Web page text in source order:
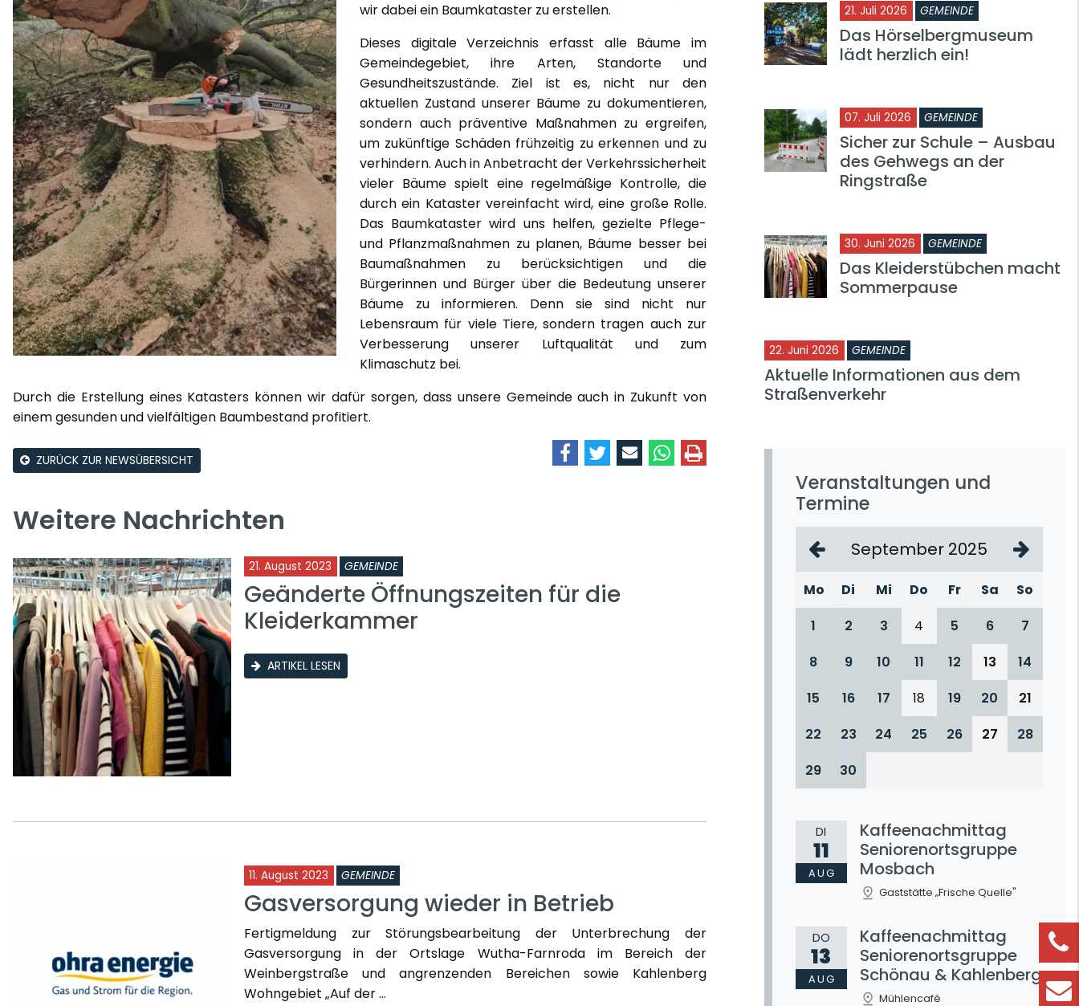
wir dabei ein Baumkataster zu erstellen.
Dieses digitale Verzeichnis erfasst alle Bäume im
Gemeindegebiet, ihre Arten, Standorte und
Gesundheitszustände. Ziel ist es, nicht nur den
aktuellen Zustand unserer Bäume zu dokumentieren,
sondern auch präventive Maßnahmen zu ergreifen,
um zukünftige Schäden frühzeitig zu erkennen und zu
verhindern. Auch in Anbetracht der Verkehrssicherheit
vieler Bäume spielt eine regelmäßige Kontrolle, die
durch ein Kataster vereinfacht wird, eine große Rolle.
Das Baumkataster wird uns helfen, gezielte Pflege-
und Pflanzmaßnahmen zu planen, Bäume besser bei
Baumaßnahmen zu berücksichtigen und die
Bürgerinnen und Bürger über die Bedeutung unserer
Bäume zu informieren. Denn sie sind nicht nur
Lebensraum für viele Tiere, sondern tragen auch zur
Verbesserung unserer Luftqualität und zum
Klimaschutz bei.
Durch die Erstellung eines Katasters können wir dafür sorgen, dass unsere Gemeinde auch in Zukunft von
einem gesunden und vielfältigen Baumbestand profitiert.
ZURÜCK ZUR NEWSÜBERSICHT
Weitere Nachrichten
21. August 2023 GEMEINDE
Geänderte Öffnungszeiten für die
Kleiderkammer
ARTIKEL LESEN
11. August 2023 GEMEINDE
Gasversorgung wieder in Betrieb
Fertigmeldung zur Störungsbearbeitung der Unterbrechung der
Gasversorgung in der Ortslage Wutha-Farnroda im Bereich der
Weinbergstraße und angrenzenden Bereichen sowie Kahlenberg
Wohngebiet „Auf der ...
21. Juli 2026 GEMEINDE
Das Hörselbergmuseum
lädt herzlich ein!
07. Juli 2026 GEMEINDE
Sicher zur Schule – Ausbau
des Gehwegs an der
Ringstraße
30. Juni 2026 GEMEINDE
Das Kleiderstübchen macht
Sommerpause
22. Juni 2026 GEMEINDE
Aktuelle Informationen aus dem
Straßenverkehr
Veranstaltungen und
Termine
September 2025
Mo Di Mi Do Fr Sa
So
1
2 3 4 5 6
7
8
9 10 11 12 13
14
15
16 17 18 19 20
21
22
23 24 25 26 27
28
29
30
DI
11
AUG
Kaffeenachmittag
Seniorenortsgruppe
Mosbach
Gaststätte „Frische Quelle"
DO
13
AUG
Kaffeenachmittag
Seniorenortsgruppe
Schönau & Kahlenberg
Mühlencafé